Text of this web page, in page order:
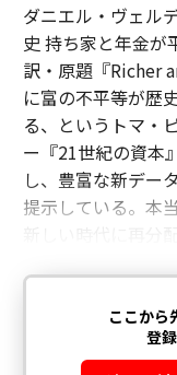
ダニエル・ヴェル
史 持ち家と年金が
訳・原題『Richer
に富の不平等が歴
る、というトマ・
ー『21世紀の資本
し、豊富な新デー
提示している。本